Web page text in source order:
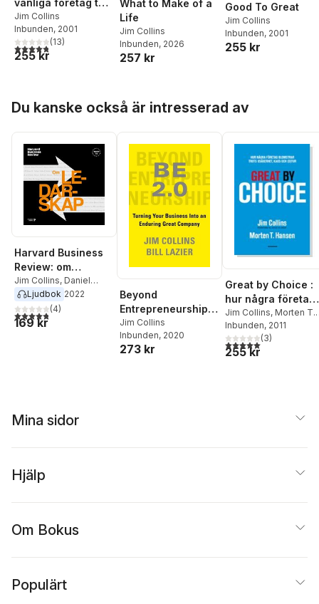
vanliga företag tar
språnget till
mästarklass
Jim Collins
Inbunden, 2001
4,8utav 5 stjärnor. Totalt antal röster:
(13)
255 kr
What to Make of a
Life
Jim Collins
Inbunden, 2026
257 kr
Good To Great
Jim Collins
Inbunden, 2001
255 kr
Du kanske också är intresserad av
Harvard Business
Review: om
ledarskap
Jim Collins, Daniel
Goleman,John P
Kotter, Peter F Drucker
Peter M Senge
Ljudbok 2022
4,8utav 5 stjärnor. Totalt antal röster:
(4)
169 kr
Beyond
Entrepreneurship
2.0
Jim Collins
Inbunden, 2020
273 kr
Great by Choice :
hur några företag
blomstrar trots
osäkerhet, kaos
och (o)tu
Jim Collins, Morten T.
Hansen
Inbunden, 2011
5,0utav 5 stjärnor.
(3)
255 kr
Mina sidor
Hjälp
Om Bokus
Populärt